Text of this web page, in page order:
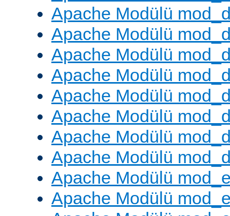
Apache Modülü
Apache Modülü
Apache Modülü
Apache Modülü
Apache Modülü
Apache Modülü
Apache Modülü
Apache Modülü
Apache Modülü
Apache Modülü